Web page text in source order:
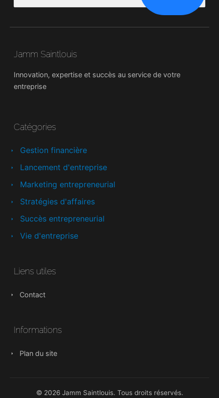
Jamm Saintlouis
Innovation, expertise et succès au service de votre
entreprise
Catégories
Gestion financière
Lancement d'entreprise
Marketing entrepreneurial
Stratégies d'affaires
Succès entrepreneurial
Vie d'entreprise
Liens utiles
Contact
Informations
Plan du site
© 2026 Jamm Saintlouis. Tous droits réservés.